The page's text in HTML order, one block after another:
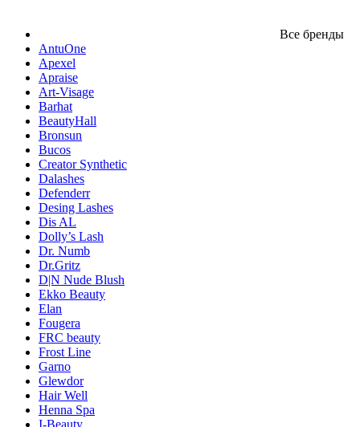
Все бренды
AntuOne
Apexel
Apraise
Art-Visage
Barhat
BeautyHall
Bronsun
Bucos
Creator Synthetic
Dalashes
Defenderr
Desing Lashes
Dis AL
Dolly’s Lash
Dr. Numb
Dr.Gritz
D|N Nude Blush
Ekko Beauty
Elan
Fougera
FRC beauty
Frost Line
Garno
Glewdor
Hair Well
Henna Spa
I-Beauty